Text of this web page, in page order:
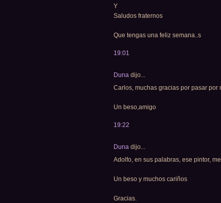
Y
Saludos fraternos
Que tengas una feliz semana..s
19:01
Duna dijo...
Carlos, muchas gracias por pasar por
Un beso,amigo
19:22
Duna dijo...
Adolfo, en sus palabras, ese pintor,
Un beso y muchos cariños
Gracias.